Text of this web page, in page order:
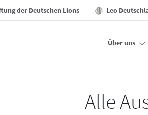
der Deutschen Lions Leo
Über uns
Alle